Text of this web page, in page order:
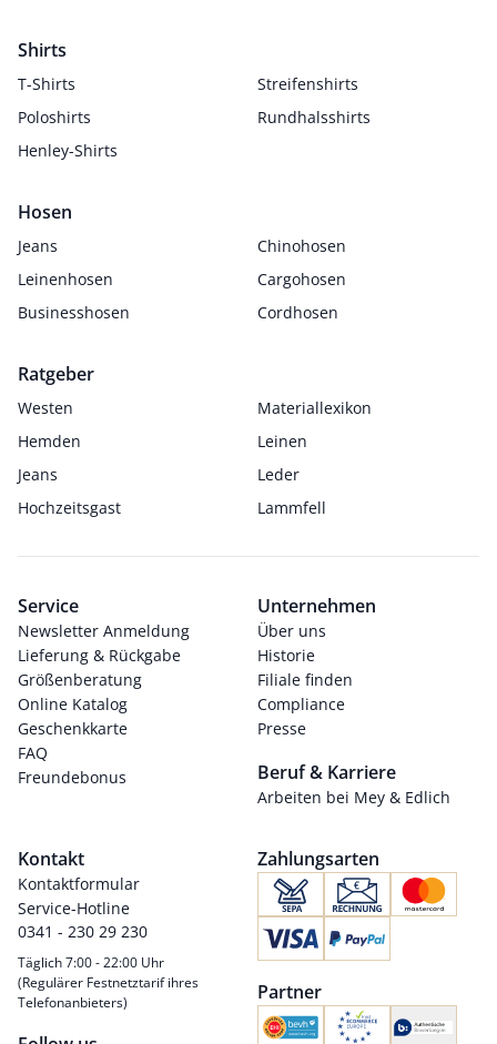
Shirts
T-Shirts
Streifenshirts
Poloshirts
Rundhalsshirts
Henley-Shirts
Hosen
Jeans
Chinohosen
Leinenhosen
Cargohosen
Businesshosen
Cordhosen
Ratgeber
Westen
Materiallexikon
Hemden
Leinen
Jeans
Leder
Hochzeitsgast
Lammfell
Service
Newsletter Anmeldung
Lieferung & Rückgabe
Größenberatung
Online Katalog
Geschenkkarte
FAQ
Freundebonus
Unternehmen
Über uns
Historie
Filiale finden
Compliance
Presse
Beruf & Karriere
Arbeiten bei Mey & Edlich
Kontakt
Kontaktformular
Service-Hotline
0341 - 230 29 230
Täglich 7:00 - 22:00 Uhr
(Regulärer Festnetztarif ihres
Telefonanbieters)
Zahlungsarten
Partner